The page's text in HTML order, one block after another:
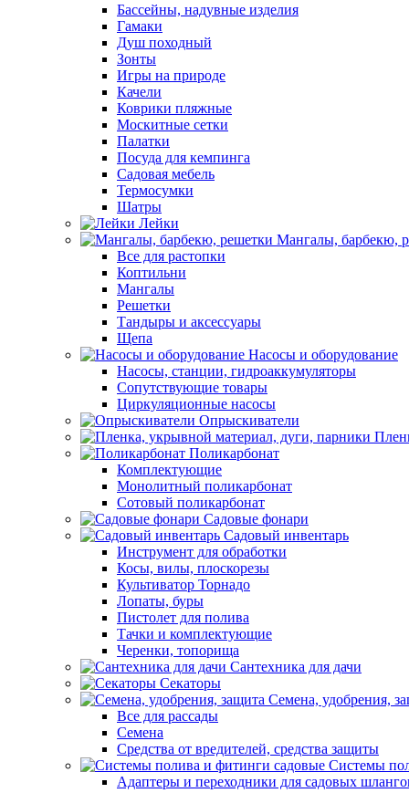
Бассейны, надувные изделия
Гамаки
Душ походный
Зонты
Игры на природе
Качели
Коврики пляжные
Москитные сетки
Палатки
Посуда для кемпинга
Садовая мебель
Термосумки
Шатры
Лейки
Мангалы, барбекю,
Все для растопки
Коптильни
Мангалы
Решетки
Тандыры и аксессуары
Щепа
Насосы и оборудование
Насосы, станции, гидроаккумуляторы
Сопутствующие товары
Циркуляционные насосы
Опрыскиватели
Поликарбонат
Комплектующие
Монолитный поликарбонат
Сотовый поликарбонат
Садовые фонари
Садовый инвентарь
Инструмент для обработки
Косы, вилы, плоскорезы
Культиватор Торнадо
Лопаты, буры
Пистолет для полива
Тачки и комплектующие
Черенки, топорища
Сантехника для дачи
Секаторы
Семена, удобрения,
Все для рассады
Семена
Средства от вредителей, средства защиты
Системы
Адаптеры и переходники для садовых